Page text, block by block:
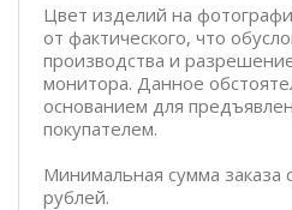
Цвет изделий на
от фактического, что
производства и
монитора. Данное
основанием для
покупателем.
Минимальная сумма заказа
рублей.